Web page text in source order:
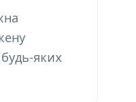
будь-яких